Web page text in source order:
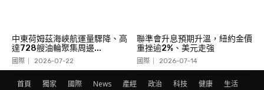
中東荷姆茲海峽航運量驟降、高
達728艘油輪聚集周邊...
國際 2026-07-22
聯準會升息預期升溫，紐約金價
重挫逾2%、美元走強
國際 2026-07-14
首頁 獨家 國際 News 產經 政治 科技 健康 生活